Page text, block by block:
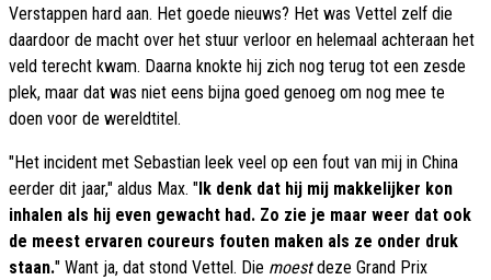
Verstappen hard aan. Het goede nieuws? Het was Vettel zelf die
daardoor de macht over het stuur verloor en helemaal achteraan het
veld terecht kwam. Daarna knokte hij zich nog terug tot een zesde
plek, maar dat was niet eens bijna goed genoeg om nog mee te
doen voor de wereldtitel.
"Het incident met Sebastian leek veel op een fout van mij in China
eerder dit jaar," aldus Max. " Ik denk dat hij mij makkelijker kon
inhalen als hij even gewacht had. Zo zie je maar weer dat ook
de meest ervaren coureurs fouten maken als ze onder druk
staan." Want ja, dat stond Vettel. Die moestdeze Grand Prix